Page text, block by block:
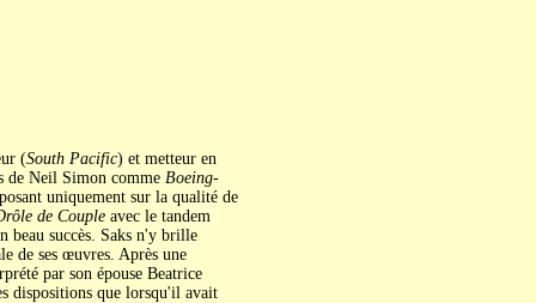
(South Pacific) et metteur en
de Neil Simon comme Boeing-
uniquement sur la qualité de
de Coupleavec le tandem
beau succès. Saks n'y brille
de ses œuvres. Après une
par son épouse Beatrice
dispositions que lorsqu'il avait